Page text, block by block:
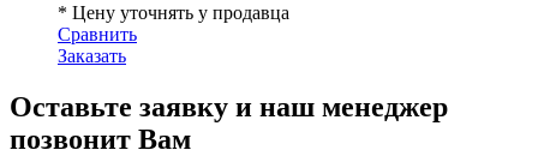
* Цену уточнять у продавца
Сравнить
Заказать
Оставьте заявку и наш менеджер
позвонит Вам